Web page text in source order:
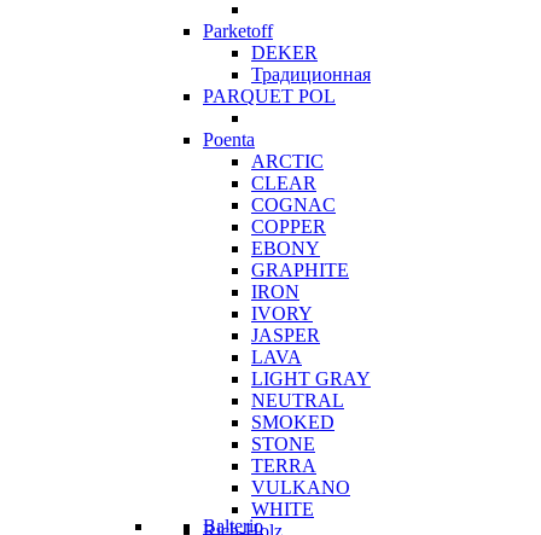
Parketoff
DEKER
Традиционная
PARQUET POL
Poenta
ARCTIC
CLEAR
COGNAC
COPPER
EBONY
GRAPHITE
IRON
IVORY
JASPER
LAVA
LIGHT GRAY
NEUTRAL
SMOKED
STONE
TERRA
VULKANO
WHITE
Rich-Holz
Balterio